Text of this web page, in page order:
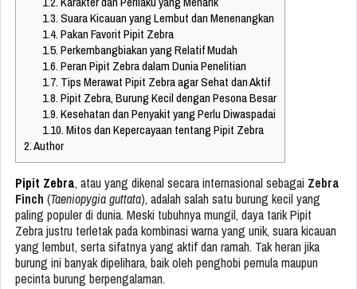
1.3.Suara Kicauan yang Lembut dan Menenangkan
1.4.Pakan Favorit Pipit Zebra
1.5.Perkembangbiakan yang Relatif Mudah
1.6.Peran Pipit Zebra dalam Dunia Penelitian
1.7. Tips Merawat Pipit Zebra agar Sehat dan Aktif
1.8.Pipit Zebra, Burung Kecil dengan Pesona Besar
1.9.Kesehatan dan Penyakit yang Perlu Diwaspadai
1.10.Mitos dan Kepercayaan tentang Pipit Zebra
2.Author
Pipit Zebra, atau yang dikenal secara internasional sebagai Zebra
Finch (Taeniopygia guttata), adalah salah satu burung kecil yang
paling populer di dunia. Meski tubuhnya mungil, daya tarik Pipit
Zebra justru terletak pada kombinasi warna yang unik, suara kicauan
yang lembut, serta sifatnya yang aktif dan ramah. Tak heran jika
burung ini banyak dipelihara, baik oleh penghobi pemula maupun
pecinta burung berpengalaman.